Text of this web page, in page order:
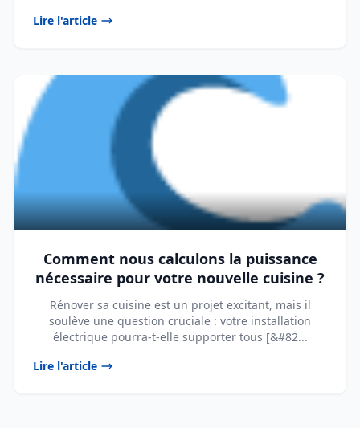
Lire l'article
Comment nous calculons la puissance
nécessaire pour votre nouvelle cuisine ?
Rénover sa cuisine est un projet excitant, mais il
soulève une question cruciale : votre installation
électrique pourra-t-elle supporter tous [&#82...
Lire l'article